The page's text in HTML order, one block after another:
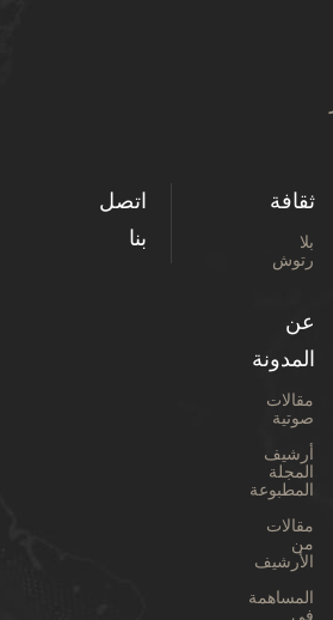
ثقافة
بلا
رتوش
عن
المدونة
مقالات
صوتية
أرشيف
المجلة
المطبوعة
مقالات
من
الأرشيف
المساهمة
في
اتصل
بنا